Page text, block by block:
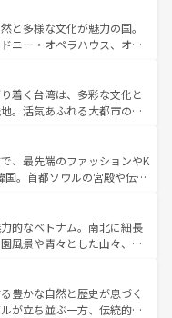
楽と美食が融合した独特の
の各地域で異なる魅力を楽
な歴史を感じることができ
アメリカ
てほしい。
番の観光地といえばオアフ
らマウイ島やカウアイ島が
に輝く海をはじめ、豊かな
々を迎えてくれるハワイの
やハワイアンミュージッ
すべてがハワイの魅力を彩
情報
しい。
と多様な文化が魅力の国。
ニー・オペラハウス、オー
えるウルル（エアーズロッ
林やケアンズの熱帯雨林な
、カフェやワイン、オージ
ており、サーフィンやダイ
トドア好きにはたまらな
力を存分に味わいつくそ
着く台湾は、多彩な文化と
。活気あふれる大都市の台
台湾東部など、都市の喧騒
、訪れる人に新しい発見と
、奥深い台湾の食文化も魅
ど、バラエティ豊かな料理
の台湾情報は コンテンツ一覧を参
、最先端のファッションやK
。首都ソウルの宮殿や伝統
々の自然美を楽しむことが
、絶品のストリートフード
っている。夜には、韓国な
多彩な魅力を心ゆくまで味
。 なお、新着の韓国情報はコンテンツ一
的なベトナム。南北に細長
風景や青々とした山々、世
。ハノイの古い町並みやホ
の建物も、独特の雰囲気を
ティの豊かさとおいしさで
豊かな自然と歴史が息づく
が立ち並ぶ一方、伝統的な